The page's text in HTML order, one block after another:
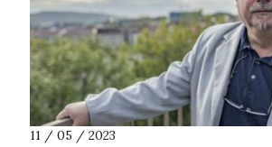
11 / 05 / 2023